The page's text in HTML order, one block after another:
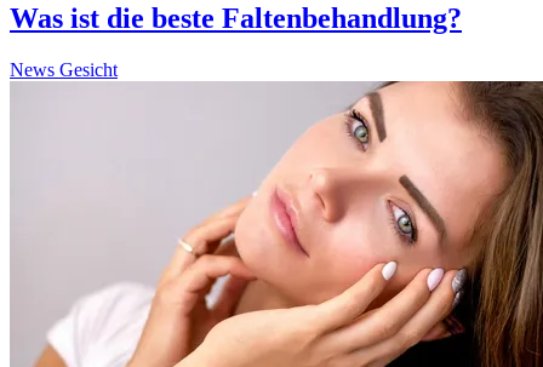
Was ist die beste Faltenbehandlung?
News Gesicht